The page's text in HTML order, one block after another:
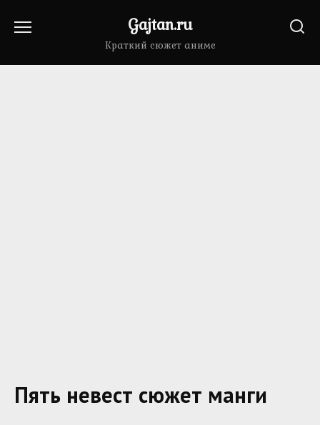
Gajtan.ru
Краткий сюжет аниме
Пять невест сюжет манги